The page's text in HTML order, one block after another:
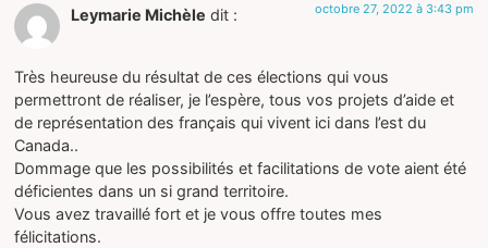
Leymarie Michèle dit : octobre 27, 2022 à 3:43 pm
Très heureuse du résultat de ces élections qui vous
permettront de réaliser, je l’espère, tous vos projets d’aide et
de représentation des français qui vivent ici dans l’est du
Canada..
Dommage que les possibilités et facilitations de vote aient été
déficientes dans un si grand territoire.
Vous avez travaillé fort et je vous offre toutes mes
félicitations.